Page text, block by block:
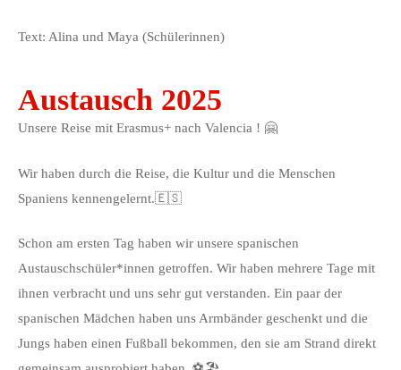
Text: Alina und Maya (Schülerinnen)
Austausch 2025
Unsere Reise mit Erasmus+ nach Valencia ! 🤗
Wir haben durch die Reise, die Kultur und die Menschen
Spaniens kennengelernt.🇪🇸
Schon am ersten Tag haben wir unsere spanischen
Austauschschüler*innen getroffen. Wir haben mehrere Tage mit
ihnen verbracht und uns sehr gut verstanden. Ein paar der
spanischen Mädchen haben uns Armbänder geschenkt und die
Jungs haben einen Fußball bekommen, den sie am Strand direkt